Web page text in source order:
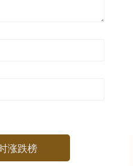
涨跌榜